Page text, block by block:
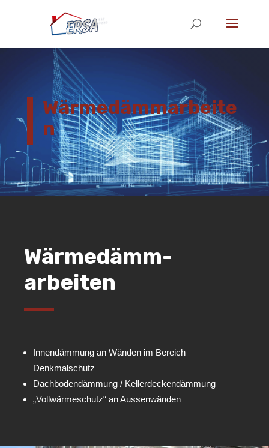
Wärmedämmarbeite
n
Wärmedämm-
arbeiten
Innendämmung an Wänden im Bereich
Denkmalschutz
Dachbodendämmung / Kellerdeckendämmung
„Vollwärmeschutz“ an Aussenwänden